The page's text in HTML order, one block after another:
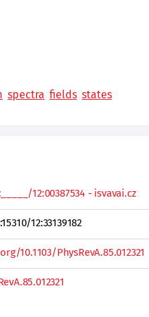
spectra fields states
12:00387534 - isvavai.cz
12:33139182
10.1103/PhysRevA.85.012321